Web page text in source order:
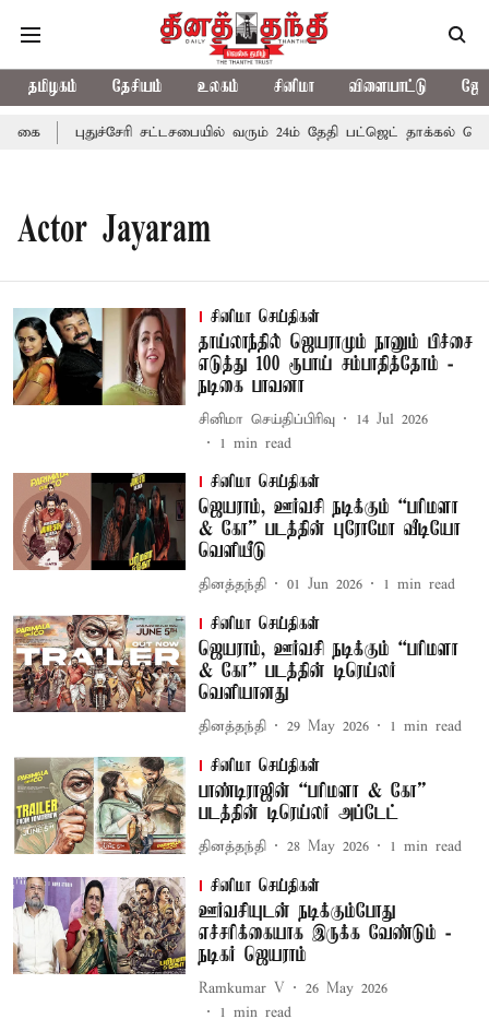
தமிழகம் தேசியம் உலகம் சினிமா விளையாட்டு
புதுச்சேரி சட்டசபையில் வரும் 24ம் தேதி பட்ஜெட் தாக்கல்
Actor Jayaram
சினிமா செய்திகள்
தாய்லாந்தில் ஜெயராமும் நானும் பிச்சை
எடுத்து 100 ரூபாய் சம்பாதித்தோம் -
நடிகை பாவனா
சினிமா செய்திப்பிரிவு
14 Jul 2026
1 min read
சினிமா செய்திகள்
ஜெயராம், ஊர்வசி நடிக்கும் “பரிமளா
& கோ” படத்தின் புரோமோ வீடியோ
வெளியீடு
தினத்தந்தி 01 Jun 2026 1 min read
சினிமா செய்திகள்
ஜெயராம், ஊர்வசி நடிக்கும் “பரிமளா
& கோ” படத்தின் டிரெய்லர்
வெளியானது
தினத்தந்தி 29 May 2026 1 min read
சினிமா செய்திகள்
பாண்டிராஜின் “பரிமளா & கோ”
படத்தின் டிரெய்லர் அப்டேட்
தினத்தந்தி 28 May 2026 1 min read
சினிமா செய்திகள்
ஊர்வசியுடன் நடிக்கும்போது
எச்சரிக்கையாக இருக்க வேண்டும் -
நடிகர் ஜெயராம்
Ramkumar V
26 May 2026
1 min read